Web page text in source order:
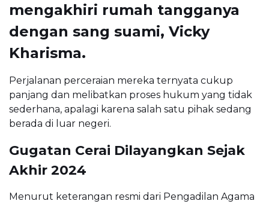
mengakhiri rumah tangganya
dengan sang suami, Vicky
Kharisma.
Perjalanan perceraian mereka ternyata cukup
panjang dan melibatkan proses hukum yang tidak
sederhana, apalagi karena salah satu pihak sedang
berada di luar negeri.
Gugatan Cerai Dilayangkan Sejak
Akhir 2024
Menurut keterangan resmi dari Pengadilan Agama